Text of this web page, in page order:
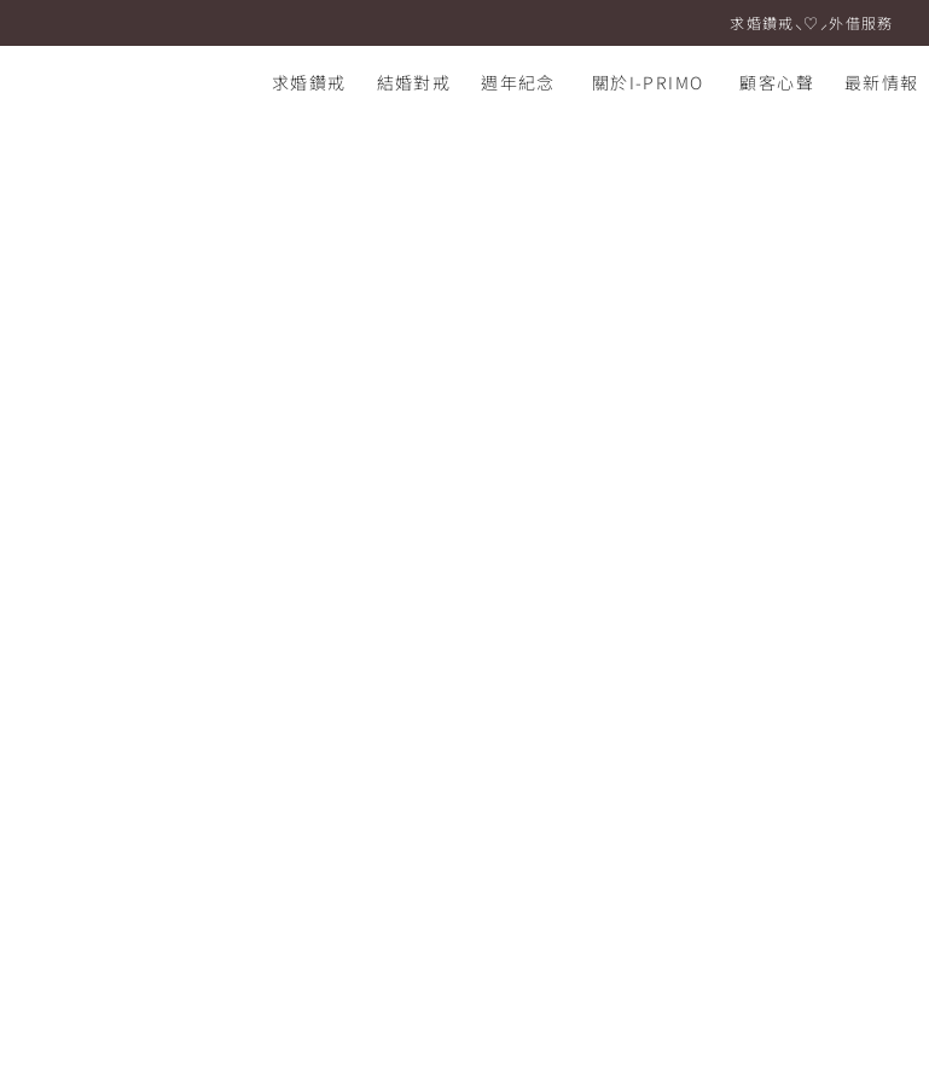
求婚鑽戒⸜♡⸝外借服務
I-PRIMO：結婚鑽石戒指專賣店
求婚鑽戒 結婚對戒 週年紀念 關於I-PRIMO 顧客心聲 最新情報